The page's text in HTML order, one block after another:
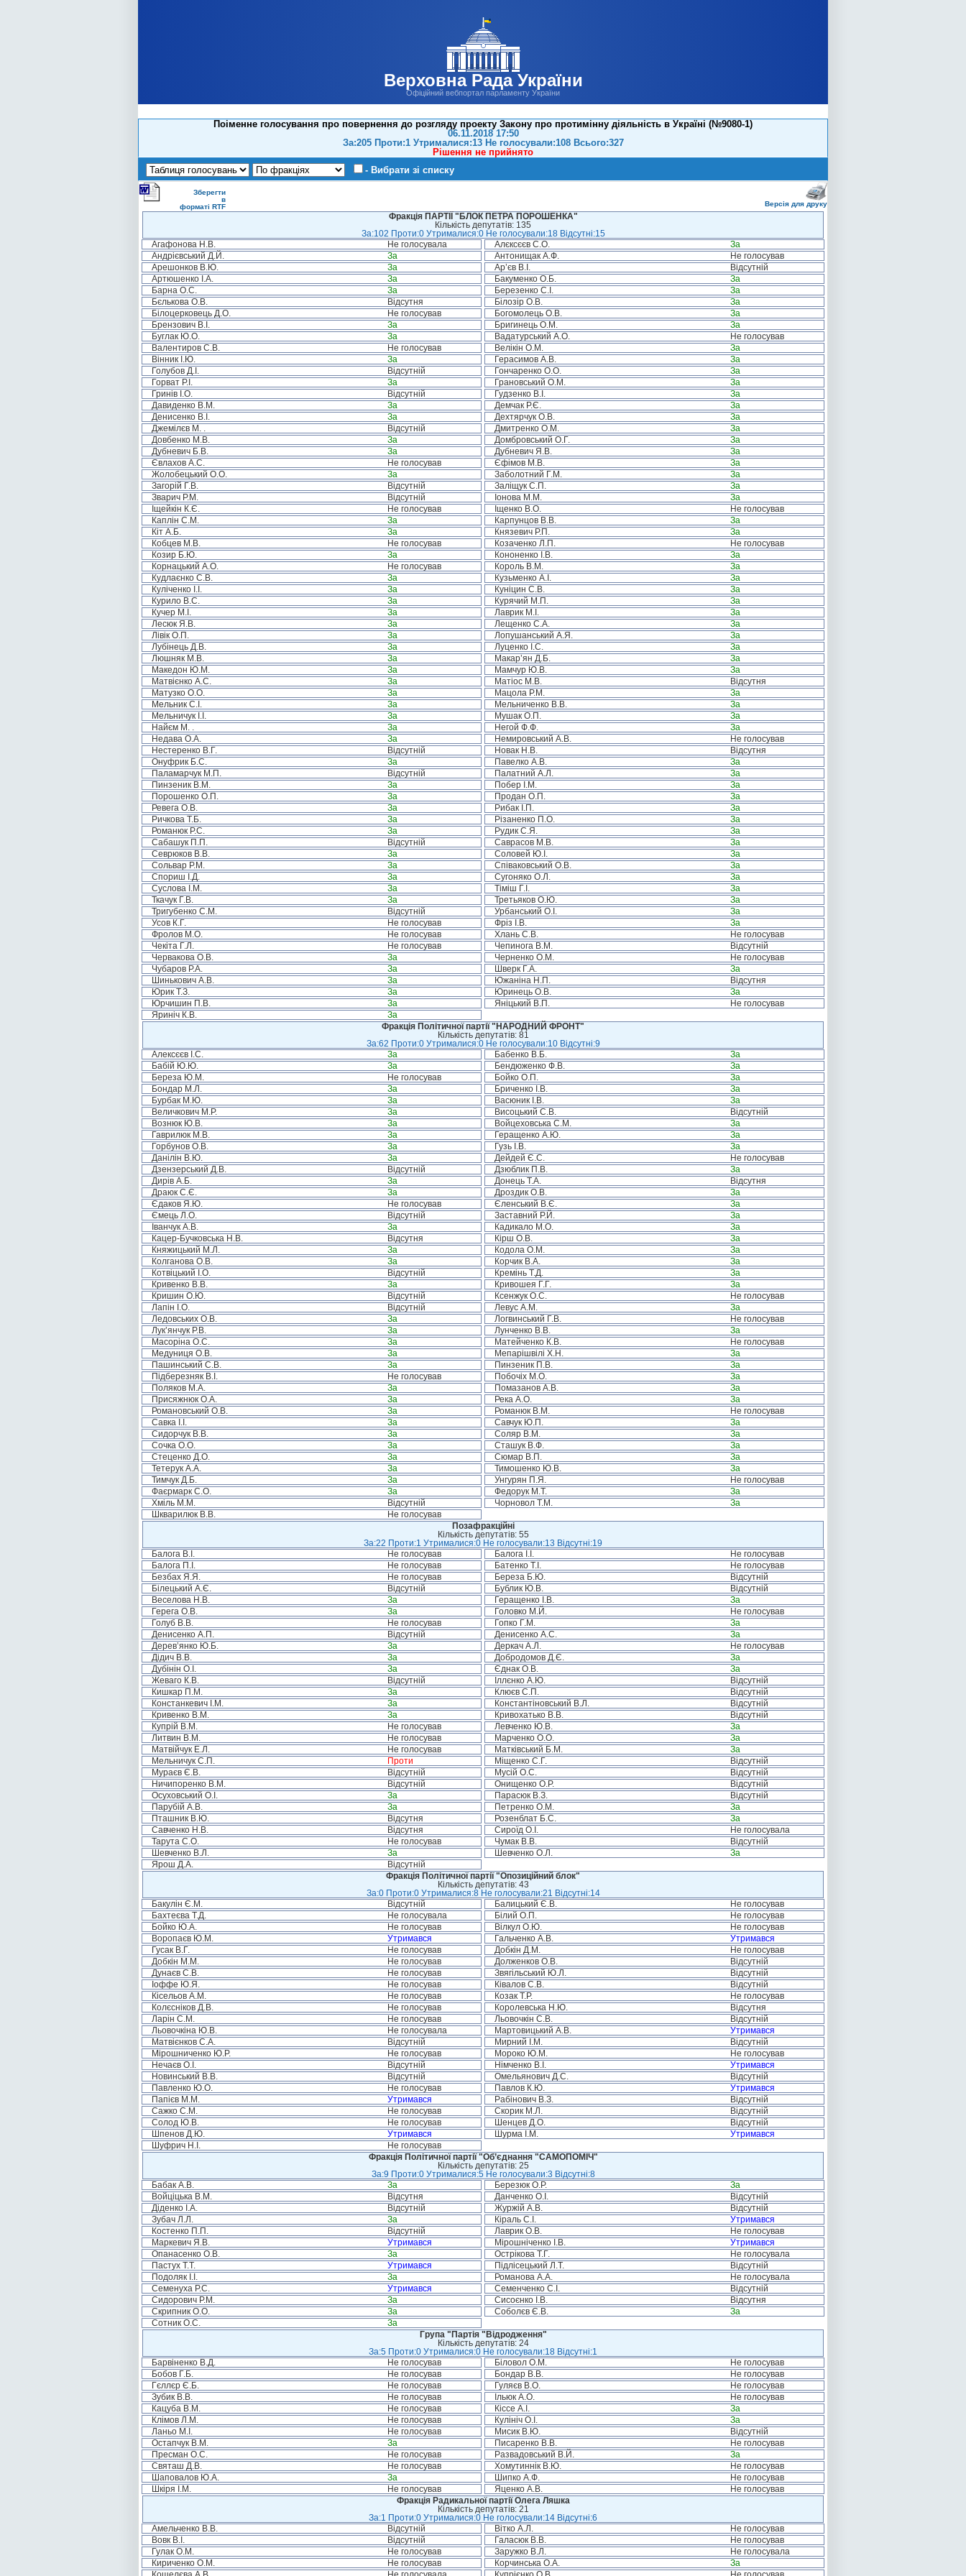
Верховна Рада України
Офіційний вебпортал парламенту України
Поіменне голосування про повернення до розгляду проекту Закону про протимінну діяльність в Україні (№9080-1)
06.11.2018 17:50
За:205 Проти:1 Утрималися:13 Не голосували:108 Всього:327
Рішення не прийнято
- Вибрати зі списку
Зберегти
в
форматі RTF
Версія для друку
Фракція ПАРТІЇ "БЛОК ПЕТРА ПОРОШЕНКА"
Кількість депутатів: 135
За:102 Проти:0 Утрималися:0 Не голосували:18 Відсутні:15
Агафонова Н.В.
Не голосувала Алєксєєв С.О.
За
Андрієвський Д.Й.
За Антонищак А.Ф.
Не голосував
Арешонков В.Ю.
За Ар’єв В.І.
Відсутній
Артюшенко І.А.
За Бакуменко О.Б.
За
Барна О.С.
За Березенко С.І.
За
Бєлькова О.В.
Відсутня Білозір О.В.
За
Білоцерковець Д.О.
Не голосував Богомолець О.В.
За
Брензович В.І.
За Бригинець О.М.
За
Буглак Ю.О.
За Вадатурський А.О.
Не голосував
Валентиров С.В.
Не голосував Велікін О.М.
За
Вінник І.Ю.
За Герасимов А.В.
За
Голубов Д.І.
Відсутній Гончаренко О.О.
За
Горват Р.І.
За Грановський О.М.
За
Гринів І.О.
Відсутній Гудзенко В.І.
За
Давиденко В.М.
За Демчак Р.Є.
За
Денисенко В.І.
За Дехтярчук О.В.
За
Джемілєв М. .
Відсутній Дмитренко О.М.
За
Довбенко М.В.
За Домбровський О.Г.
За
Дубневич Б.В.
За Дубневич Я.В.
За
Євлахов А.С.
Не голосував Єфімов М.В.
За
Жолобецький О.О.
За Заболотний Г.М.
За
Загорій Г.В.
Відсутній Заліщук С.П.
За
Зварич Р.М.
Відсутній Іонова М.М.
За
Іщейкін К.Є.
Не голосував Іщенко В.О.
Не голосував
Каплін С.М.
За Карпунцов В.В.
За
Кіт А.Б.
За Князевич Р.П.
За
Кобцев М.В.
Не голосував Козаченко Л.П.
Не голосував
Козир Б.Ю.
За Кононенко І.В.
За
Корнацький А.О.
Не голосував Король В.М.
За
Кудлаєнко С.В.
За Кузьменко А.І.
За
Куліченко І.І.
За Куніцин С.В.
За
Курило В.С.
За Курячий М.П.
За
Кучер М.І.
За Лаврик М.І.
За
Лесюк Я.В.
За Лещенко С.А.
За
Лівік О.П.
За Лопушанський А.Я.
За
Лубінець Д.В.
За Луценко І.С.
За
Люшняк М.В.
За Макар’ян Д.Б.
За
Македон Ю.М.
За Мамчур Ю.В.
За
Матвієнко А.С.
За Матіос М.В.
Відсутня
Матузко О.О.
За Мацола Р.М.
За
Мельник С.І.
За Мельниченко В.В.
За
Мельничук І.І.
За Мушак О.П.
За
Найєм М. .
За Негой Ф.Ф.
За
Недава О.А.
За Немировський А.В.
Не голосував
Нестеренко В.Г.
Відсутній Новак Н.В.
Відсутня
Онуфрик Б.С.
За Павелко А.В.
За
Паламарчук М.П.
Відсутній Палатний А.Л.
За
Пинзеник В.М.
За Побер І.М.
За
Порошенко О.П.
За Продан О.П.
За
Ревега О.В.
За Рибак І.П.
За
Ричкова Т.Б.
За Різаненко П.О.
За
Романюк Р.С.
За Рудик С.Я.
За
Сабашук П.П.
Відсутній Саврасов М.В.
За
Севрюков В.В.
За Соловей Ю.І.
За
Сольвар Р.М.
За Співаковський О.В.
За
Спориш І.Д.
За Сугоняко О.Л.
За
Суслова І.М.
За Тіміш Г.І.
За
Ткачук Г.В.
За Третьяков О.Ю.
За
Тригубенко С.М.
Відсутній Урбанський О.І.
За
Усов К.Г.
Не голосував Фріз І.В.
За
Фролов М.О.
Не голосував Хлань С.В.
Не голосував
Чекіта Г.Л.
Не голосував Чепинога В.М.
Відсутній
Червакова О.В.
За Черненко О.М.
Не голосував
Чубаров Р.А.
За Шверк Г.А.
За
Шинькович А.В.
За Южаніна Н.П.
Відсутня
Юрик Т.З.
За Юринець О.В.
За
Юрчишин П.В.
За Яніцький В.П.
Не голосував
Яриніч К.В.
За
Фракція Політичної партії "НАРОДНИЙ ФРОНТ"
Кількість депутатів: 81
За:62 Проти:0 Утрималися:0 Не голосували:10 Відсутні:9
Алексєєв І.С.
За Бабенко В.Б.
За
Бабій Ю.Ю.
За Бендюженко Ф.В.
За
Береза Ю.М.
Не голосував Бойко О.П.
За
Бондар М.Л.
За Бриченко І.В.
За
Бурбак М.Ю.
За Васюник І.В.
За
Величкович М.Р.
За Висоцький С.В.
Відсутній
Вознюк Ю.В.
За Войцеховська С.М.
За
Гаврилюк М.В.
За Геращенко А.Ю.
За
Горбунов О.В.
За Гузь І.В.
За
Данілін В.Ю.
За Дейдей Є.С.
Не голосував
Дзензерський Д.В.
Відсутній Дзюблик П.В.
За
Дирів А.Б.
За Донець Т.А.
Відсутня
Драюк С.Є.
За Дроздик О.В.
За
Єдаков Я.Ю.
Не голосував Єленський В.Є.
За
Ємець Л.О.
Відсутній Заставний Р.Й.
За
Іванчук А.В.
За Кадикало М.О.
За
Кацер-Бучковська Н.В.
Відсутня Кірш О.В.
За
Княжицький М.Л.
За Кодола О.М.
За
Колганова О.В.
За Корчик В.А.
За
Котвіцький І.О.
Відсутній Кремінь Т.Д.
За
Кривенко В.В.
За Кривошея Г.Г.
За
Кришин О.Ю.
Відсутній Ксенжук О.С.
Не голосував
Лапін І.О.
Відсутній Левус А.М.
За
Ледовських О.В.
За Логвинський Г.В.
Не голосував
Лук’янчук Р.В.
За Лунченко В.В.
За
Масоріна О.С.
За Матейченко К.В.
Не голосував
Медуниця О.В.
За Мепарішвілі Х.Н.
За
Пашинський С.В.
За Пинзеник П.В.
За
Підберезняк В.І.
Не голосував Побочіх М.О.
За
Поляков М.А.
За Помазанов А.В.
За
Присяжнюк О.А.
За Река А.О.
За
Романовський О.В.
За Романюк В.М.
Не голосував
Савка І.І.
За Савчук Ю.П.
За
Сидорчук В.В.
За Соляр В.М.
За
Сочка О.О.
За Сташук В.Ф.
За
Стеценко Д.О.
За Сюмар В.П.
За
Тетерук А.А.
За Тимошенко Ю.В.
За
Тимчук Д.Б.
За Унгурян П.Я.
Не голосував
Фаєрмарк С.О.
За Федорук М.Т.
За
Хміль М.М.
Відсутній Чорновол Т.М.
За
Шкварилюк В.В.
Не голосував
Позафракційні
Кількість депутатів: 55
За:22 Проти:1 Утрималися:0 Не голосували:13 Відсутні:19
Балога В.І.
Не голосував Балога І.І.
Не голосував
Балога П.І.
Не голосував Батенко Т.І.
Не голосував
Безбах Я.Я.
Не голосував Береза Б.Ю.
Відсутній
Білецький А.Є.
Відсутній Бублик Ю.В.
Відсутній
Веселова Н.В.
За Геращенко І.В.
За
Герега О.В.
За Головко М.Й.
Не голосував
Голуб В.В.
Не голосував Гопко Г.М.
За
Денисенко А.П.
Відсутній Денисенко А.С.
За
Дерев’янко Ю.Б.
За Деркач А.Л.
Не голосував
Дідич В.В.
За Добродомов Д.Є.
За
Дубінін О.І.
За Єднак О.В.
За
Жеваго К.В.
Відсутній Іллєнко А.Ю.
Відсутній
Кишкар П.М.
За Клюєв С.П.
Відсутній
Констанкевич І.М.
За Константіновський В.Л.
Відсутній
Кривенко В.М.
За Кривохатько В.В.
Відсутній
Купрій В.М.
Не голосував Левченко Ю.В.
За
Литвин В.М.
Не голосував Марченко О.О.
За
Матвійчук Е.Л.
Не голосував Матківський Б.М.
За
Мельничук С.П.
Проти Міщенко С.Г.
Відсутній
Мураєв Є.В.
Відсутній Мусій О.С.
Відсутній
Ничипоренко В.М.
Відсутній Онищенко О.Р.
Відсутній
Осуховський О.І.
За Парасюк В.З.
Відсутній
Парубій А.В.
За Петренко О.М.
За
Пташник В.Ю.
Відсутня Розенблат Б.С.
За
Савченко Н.В.
Відсутня Сироїд О.І.
Не голосувала
Тарута С.О.
Не голосував Чумак В.В.
Відсутній
Шевченко В.Л.
За Шевченко О.Л.
За
Ярош Д.А.
Відсутній
Фракція Політичної партії "Опозиційний блок"
Кількість депутатів: 43
За:0 Проти:0 Утрималися:8 Не голосували:21 Відсутні:14
Бакулін Є.М.
Відсутній Балицький Є.В.
Не голосував
Бахтеєва Т.Д.
Не голосувала Білий О.П.
Не голосував
Бойко Ю.А.
Не голосував Вілкул О.Ю.
Не голосував
Воропаєв Ю.М.
Утримався Гальченко А.В.
Утримався
Гусак В.Г.
Не голосував Добкін Д.М.
Не голосував
Добкін М.М.
Не голосував Долженков О.В.
Відсутній
Дунаєв С.В.
Не голосував Звягільський Ю.Л.
Відсутній
Іоффе Ю.Я.
Не голосував Ківалов С.В.
Відсутній
Кісельов А.М.
Не голосував Козак Т.Р.
Не голосував
Колєсніков Д.В.
Не голосував Королевська Н.Ю.
Відсутня
Ларін С.М.
Не голосував Льовочкін С.В.
Відсутній
Льовочкіна Ю.В.
Не голосувала Мартовицький А.В.
Утримався
Матвієнков С.А.
Відсутній Мирний І.М.
Відсутній
Мірошниченко Ю.Р.
Не голосував Мороко Ю.М.
Не голосував
Нечаєв О.І.
Відсутній Німченко В.І.
Утримався
Новинський В.В.
Відсутній Омельянович Д.С.
Відсутній
Павленко Ю.О.
Не голосував Павлов К.Ю.
Утримався
Папієв М.М.
Утримався Рабінович В.З.
Відсутній
Сажко С.М.
Не голосував Скорик М.Л.
Відсутній
Солод Ю.В.
Не голосував Шенцев Д.О.
Відсутній
Шпенов Д.Ю.
Утримався Шурма І.М.
Утримався
Шуфрич Н.І.
Не голосував
Фракція Політичної партії "Об’єднання "САМОПОМІЧ"
Кількість депутатів: 25
За:9 Проти:0 Утрималися:5 Не голосували:3 Відсутні:8
Бабак А.В.
За Березюк О.Р.
За
Войціцька В.М.
Відсутня Данченко О.І.
Відсутній
Діденко І.А.
Відсутній Журжій А.В.
Відсутній
Зубач Л.Л.
За Кіраль С.І.
Утримався
Костенко П.П.
Відсутній Лаврик О.В.
Не голосував
Маркевич Я.В.
Утримався Мірошніченко І.В.
Утримався
Опанасенко О.В.
За Острікова Т.Г.
Не голосувала
Пастух Т.Т.
Утримався Підлісецький Л.Т.
Відсутній
Подоляк І.І.
За Романова А.А.
Не голосувала
Семенуха Р.С.
Утримався Семенченко С.І.
Відсутній
Сидорович Р.М.
За Сисоєнко І.В.
Відсутня
Скрипник О.О.
За Соболєв Є.В.
За
Сотник О.С.
За
Група "Партія "Відродження"
Кількість депутатів: 24
За:5 Проти:0 Утрималися:0 Не голосували:18 Відсутні:1
Барвіненко В.Д.
Не голосував Біловол О.М.
Не голосував
Бобов Г.Б.
Не голосував Бондар В.В.
Не голосував
Гєллєр Є.Б.
Не голосував Гуляєв В.О.
Не голосував
Зубик В.В.
Не голосував Ільюк А.О.
Не голосував
Кацуба В.М.
Не голосував Кіссе А.І.
За
Клімов Л.М.
Не голосував Кулініч О.І.
За
Ланьо М.І.
Не голосував Мисик В.Ю.
Відсутній
Остапчук В.М.
За Писаренко В.В.
Не голосував
Пресман О.С.
Не голосував Развадовський В.Й.
За
Святаш Д.В.
Не голосував Хомутиннік В.Ю.
Не голосував
Шаповалов Ю.А.
За Шипко А.Ф.
Не голосував
Шкіря І.М.
Не голосував Яценко А.В.
Не голосував
Фракція Радикальної партії Олега Ляшка
Кількість депутатів: 21
За:1 Проти:0 Утрималися:0 Не голосували:14 Відсутні:6
Амельченко В.В.
Відсутній Вітко А.Л.
Не голосував
Вовк В.І.
Відсутній Галасюк В.В.
Не голосував
Гулак О.М.
Не голосував Заружко В.Л.
Не голосувала
Кириченко О.М.
Не голосував Корчинська О.А.
За